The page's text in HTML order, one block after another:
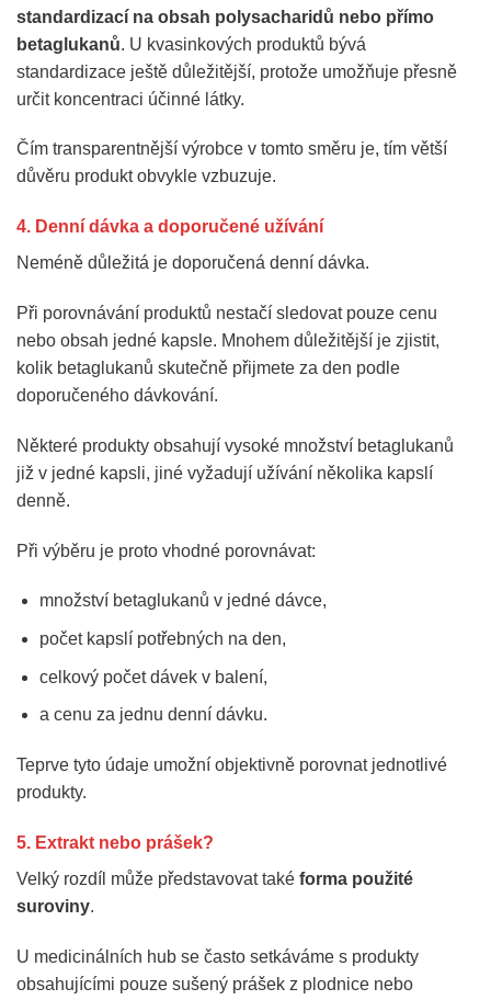
standardizací na obsah polysacharidů nebo přímo
betaglukanů. U kvasinkových produktů bývá
standardizace ještě důležitější, protože umožňuje přesně
určit koncentraci účinné látky.
Čím transparentnější výrobce v tomto směru je, tím větší
důvěru produkt obvykle vzbuzuje.
4. Denní dávka a doporučené užívání
Neméně důležitá je doporučená denní dávka.
Při porovnávání produktů nestačí sledovat pouze cenu
nebo obsah jedné kapsle. Mnohem důležitější je zjistit,
kolik betaglukanů skutečně přijmete za den podle
doporučeného dávkování.
Některé produkty obsahují vysoké množství betaglukanů
již v jedné kapsli, jiné vyžadují užívání několika kapslí
denně.
Při výběru je proto vhodné porovnávat:
množství betaglukanů v jedné dávce,
počet kapslí potřebných na den,
celkový počet dávek v balení,
a cenu za jednu denní dávku.
Teprve tyto údaje umožní objektivně porovnat jednotlivé
produkty.
5. Extrakt nebo prášek?
Velký rozdíl může představovat také forma použité
suroviny.
U medicinálních hub se často setkáváme s produkty
obsahujícími pouze sušený prášek z plodnice nebo